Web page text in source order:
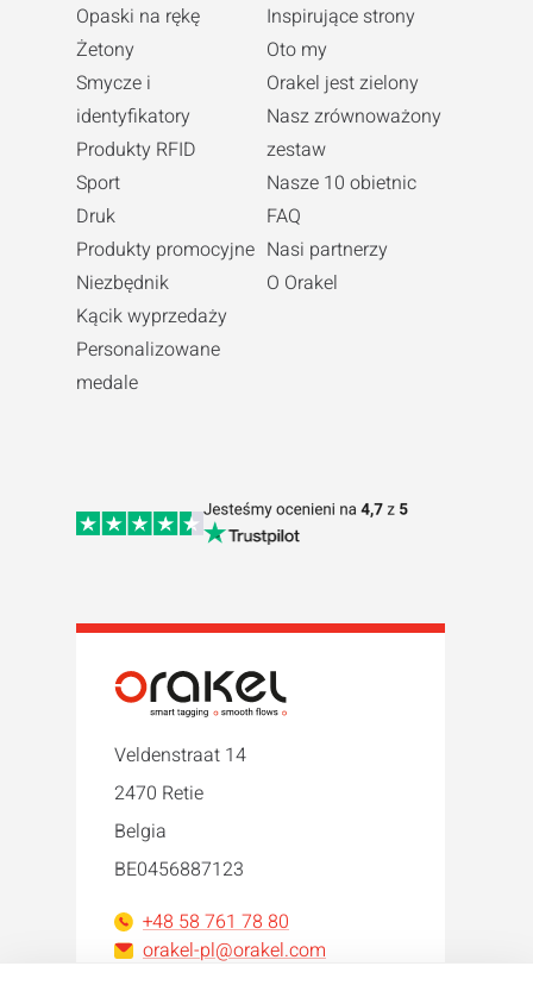
Opaski na rękę
Żetony
Smycze i
identyfikatory
Produkty RFID
Sport
Druk
Produkty promocyjne
Niezbędnik
Kącik wyprzedaży
Personalizowane
medale
Inspirujące strony
Oto my
Orakel jest zielony
Nasz zrównoważony
zestaw
Nasze 10 obietnic
FAQ
Nasi partnerzy
O Orakel
Veldenstraat 14
2470 Retie
Belgia
BE0456887123
+48 58 761 78 80
orakel-pl@orakel.com